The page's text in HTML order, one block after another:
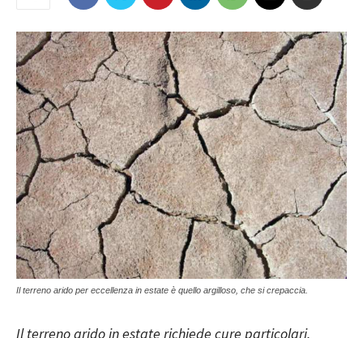
Il terreno arido per eccellenza in estate è quello argilloso, che si crepaccia.
Il terreno arido in estate richiede cure particolari,